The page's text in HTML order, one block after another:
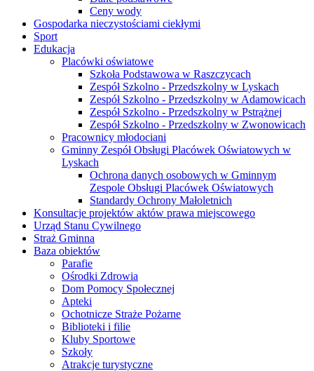
Ceny wody
Gospodarka nieczystościami ciekłymi
Sport
Edukacja
Placówki oświatowe
Szkoła Podstawowa w Raszczycach
Zespół Szkolno - Przedszkolny w Lyskach
Zespół Szkolno - Przedszkolny w Adamowicach
Zespół Szkolno - Przedszkolny w Pstrążnej
Zespół Szkolno - Przedszkolny w Zwonowicach
Pracownicy młodociani
Gminny Zespół Obsługi Placówek Oświatowych w
Lyskach
Ochrona danych osobowych w Gminnym
Zespole Obsługi Placówek Oświatowych
Standardy Ochrony Małoletnich
Konsultacje projektów aktów prawa miejscowego
Urząd Stanu Cywilnego
Straż Gminna
Baza obiektów
Parafie
Ośrodki Zdrowia
Dom Pomocy Społecznej
Apteki
Ochotnicze Straże Pożarne
Biblioteki i filie
Kluby Sportowe
Szkoły
Atrakcje turystyczne